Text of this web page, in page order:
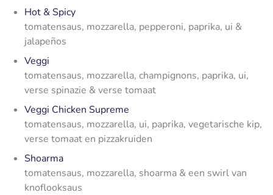
Hot & Spicy
tomatensaus, mozzarella, pepperoni, paprika, ui &
jalapeños
Veggi
tomatensaus, mozzarella, champignons, paprika, ui,
verse spinazie & verse tomaat
Veggi Chicken Supreme
tomatensaus, mozzarella, ui, paprika, vegetarische kip,
verse tomaat en pizzakruiden
Shoarma
tomatensaus, mozzarella, shoarma & een swirl van
knoflooksaus